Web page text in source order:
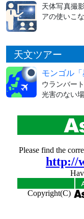
天体写真撮
アの使いこ
天文ツアー
モンゴル
ウランバー
光害のない